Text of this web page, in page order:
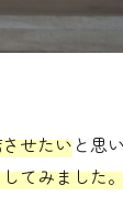
せたいと思
てみました